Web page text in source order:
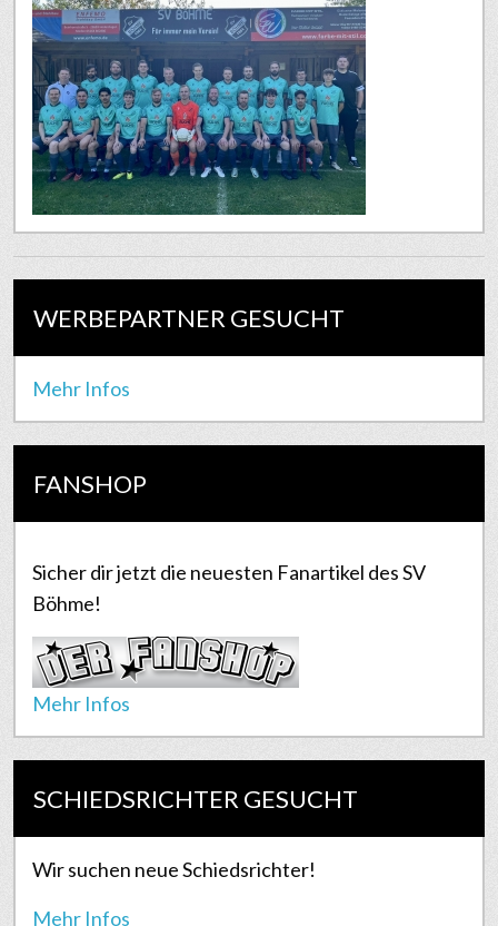
WERBEPARTNER GESUCHT
Mehr Infos
FANSHOP
Sicher dir jetzt die neuesten Fanartikel des SV
Böhme!
Mehr Infos
SCHIEDSRICHTER GESUCHT
Wir suchen neue Schiedsrichter!
Mehr Infos